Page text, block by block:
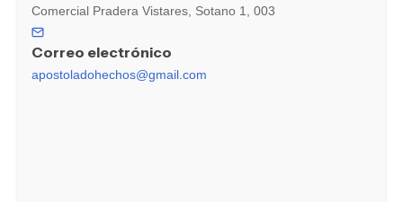
Comercial Pradera Vistares, Sotano 1, 003
Correo electrónico
apostoladohechos@gmail.com